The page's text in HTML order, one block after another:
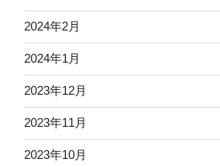
2024年2月
2024年1月
2023年12月
2023年11月
2023年10月